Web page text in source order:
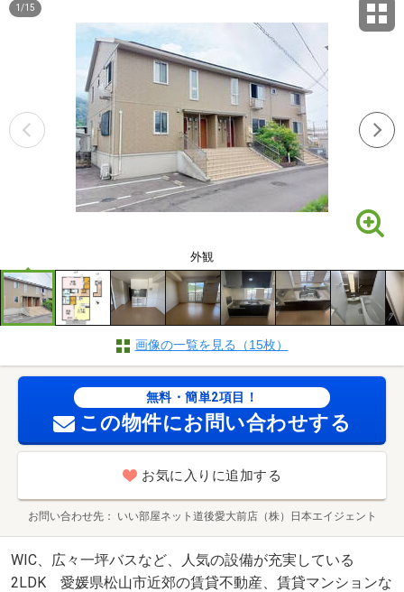
外観
1 /15
画像の一覧を見る（15枚）
無料・簡単2項目！
この物件にお問い合わせする
お気に入りに追加する
お問い合わせ先 いい部屋ネット道後愛大前店（株）日本エイジェント
WIC、広々一坪バスなど、人気の設備が充実している
2LDK 愛媛県松山市近郊の賃貸不動産、賃貸マンションな